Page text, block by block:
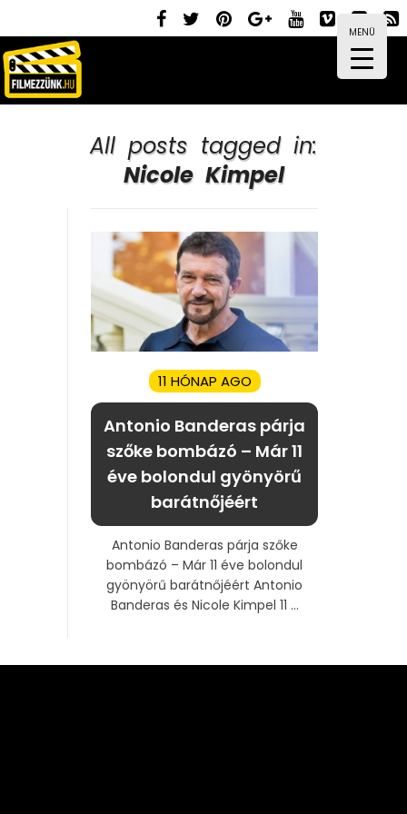
MENÜ
All posts tagged in:
Nicole Kimpel
11 HÓNAP AGO
Antonio Banderas párja
szőke bombázó – Már 11
éve bolondul gyönyörű
barátnőjéért
Antonio Banderas párja szőke
bombázó – Már 11 éve bolondul
gyönyörű barátnőjéért Antonio
Banderas és Nicole Kimpel 11 ...